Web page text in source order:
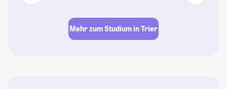
Mehr zum Studium in Trier